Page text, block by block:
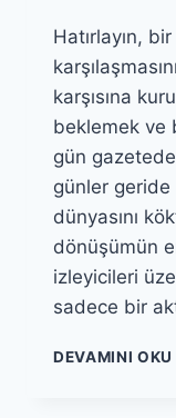
Hatırlayın,
karşısına
beklemek ve
gün
günler geride
dünyasını
dönüşümün
izleyicileri
sadece bir
DEVAMINI OKU